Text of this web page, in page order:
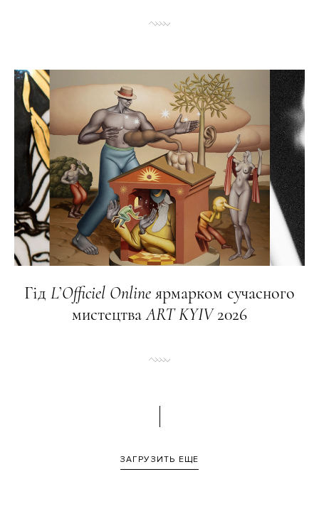
Гід L’Officiel Online ярмарком сучасного
мистецтваART KYIV2026
ЗАГРУЗИТЬ ЕЩЕ